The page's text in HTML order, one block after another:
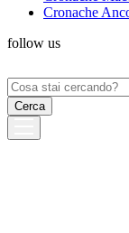
Cronache
follow us
Ricerca
per: